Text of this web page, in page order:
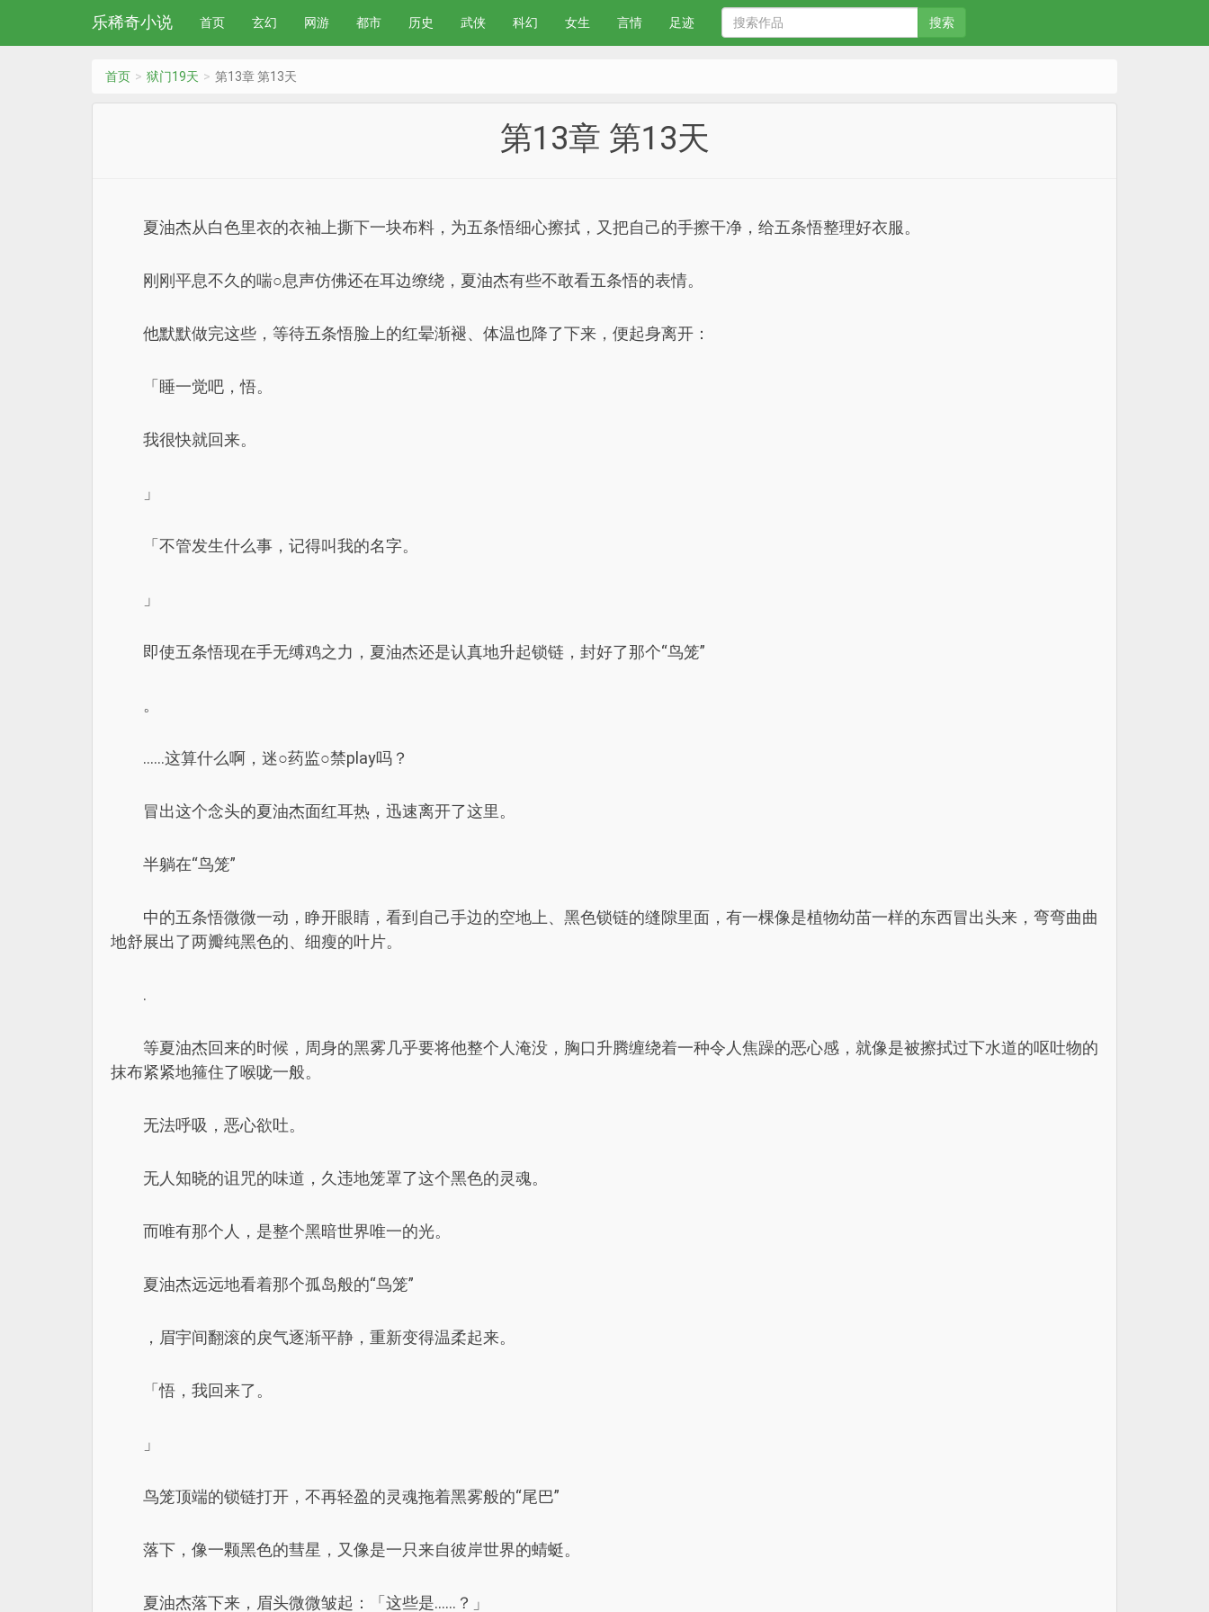
乐稀奇小说 首页 玄幻 网游 都市 历史 武侠 科幻 女生 言情 足迹 搜索
首页 狱门19天 第13章 第13天
第13章 第13天
夏油杰从白色里衣的衣袖上撕下一块布料，为五条悟细心擦拭，又把自己的手擦干净，给五条悟整理好衣服。
刚刚平息不久的喘○息声仿佛还在耳边缭绕，夏油杰有些不敢看五条悟的表情。
他默默做完这些，等待五条悟脸上的红晕渐褪、体温也降了下来，便起身离开：
「睡一觉吧，悟。
我很快就回来。
」
「不管发生什么事，记得叫我的名字。
」
即使五条悟现在手无缚鸡之力，夏油杰还是认真地升起锁链，封好了那个“鸟笼”
。
……这算什么啊，迷○药监○禁play吗？
冒出这个念头的夏油杰面红耳热，迅速离开了这里。
半躺在“鸟笼”
中的五条悟微微一动，睁开眼睛，看到自己手边的空地上、黑色锁链的缝隙里面，有一棵像是植物幼苗一样的东西冒出头来，弯弯曲曲
地舒展出了两瓣纯黑色的、细瘦的叶片。
.
等夏油杰回来的时候，周身的黑雾几乎要将他整个人淹没，胸口升腾缠绕着一种令人焦躁的恶心感，就像是被擦拭过下水道的呕吐物的
抹布紧紧地箍住了喉咙一般。
无法呼吸，恶心欲吐。
无人知晓的诅咒的味道，久违地笼罩了这个黑色的灵魂。
而唯有那个人，是整个黑暗世界唯一的光。
夏油杰远远地看着那个孤岛般的“鸟笼”
，眉宇间翻滚的戾气逐渐平静，重新变得温柔起来。
「悟，我回来了。
」
鸟笼顶端的锁链打开，不再轻盈的灵魂拖着黑雾般的“尾巴”
落下，像一颗黑色的彗星，又像是一只来自彼岸世界的蜻蜓。
夏油杰落下来，眉头微微皱起：「这些是……？」